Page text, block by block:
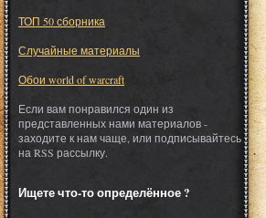
ТОП 50 сборника
Случайные материалы
Обои world of warcraft
Если вам понравился один из
представленных нами материалов -
заходите к нам чаще, или подписывайтесь
на RSS рассылку.
Ищете что-то определённое ?